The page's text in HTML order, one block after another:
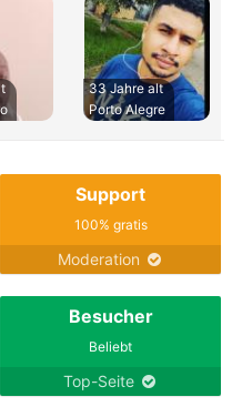
33 Jahre alt
Porto Alegre
Support
100% gratis
Moderation
Besucher
Beliebt
Top-Seite